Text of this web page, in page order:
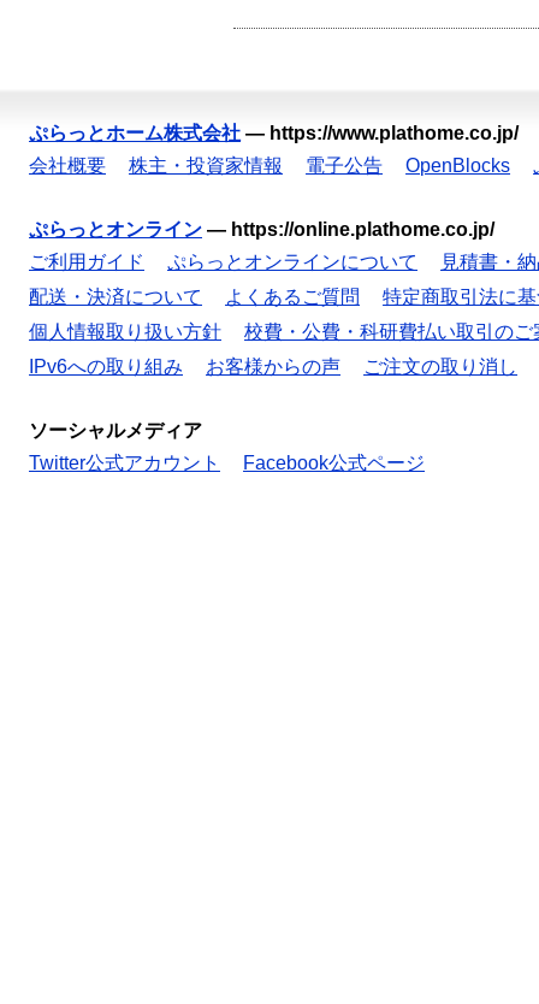
ぷらっとホーム株式会社 — https://www.plathome.co.jp/
会社概要
株主・投資家情報 電子公告 OpenBlocks
ぷらっとオンライン — https://online.plathome.co.jp/
ご利用ガイド
ぷらっとオンラインについて
見積書・
配送・決済について
よくあるご質問
特定商取引法に
個人情報取り扱い方針
校費・公費・科研費払い取引のご
IPv6への取り組み
お客様からの声 ご注文の取り消し
ソーシャルメディア
Twitter公式アカウント
Facebook公式ページ